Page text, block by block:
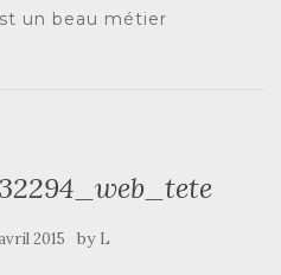
un beau métier
2015 by L